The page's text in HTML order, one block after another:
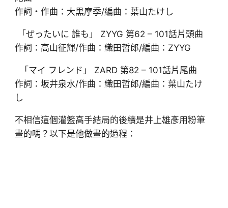
作詞・作曲：大黒摩季/編曲：葉山たけし
「ぜったいに 誰も」 ZYYG 第62 – 101話片頭曲
作詞：高山征輝/作曲：織田哲郎/編曲：ZYYG
「マイ フレンド」 ZARD 第82 – 101話片尾曲
作詞：坂井泉水/作曲：織田哲郎/編曲：葉山たけ
し
不相信這個灌籃高手結局的後續是井上雄彥用粉筆
畫的嗎？以下是他做畫的過程：